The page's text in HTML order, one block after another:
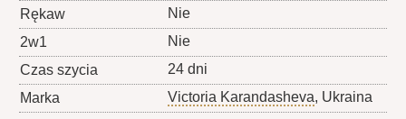
Rękaw
Nie
2w1
Nie
Czas szycia
24 dni
Marka
Victoria Karandasheva, Ukraina